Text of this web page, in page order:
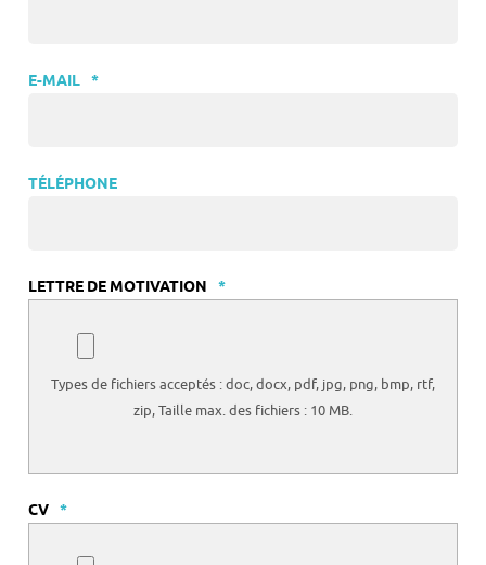
E-MAIL *
TÉLÉPHONE
LETTRE DE MOTIVATION *
Types de fichiers acceptés : doc, docx, pdf, jpg, png, bmp, rtf,
zip, Taille max. des fichiers : 10 MB.
CV *